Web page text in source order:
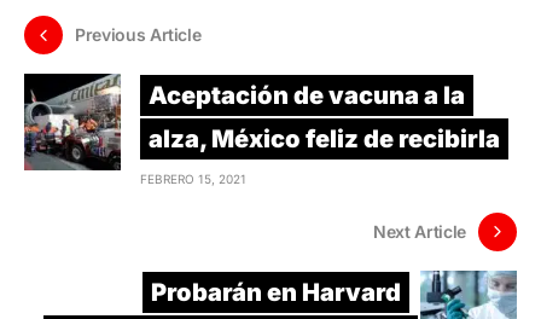
Previous Article
Aceptación de vacuna a la
alza, México feliz de recibirla
FEBRERO 15, 2021
Next Article
Probarán en Harvard